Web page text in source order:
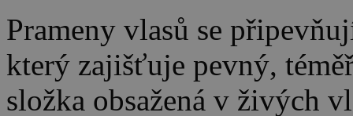
Prameny vlasů se
který zajišťuje pevný,
složka obsažená v živých